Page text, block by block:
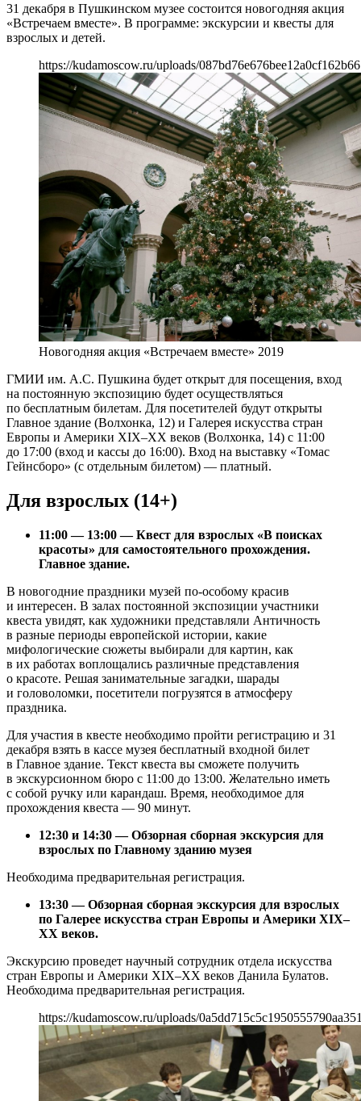
31 декабря в Пушкинском музее состоится новогодняя акция
«Встречаем вместе». В программе: экскурсии и квесты для
взрослых и детей.
https://kudamoscow.ru/uploads/
Новогодняя акция «Встречаем вместе» 2019
ГМИИ им. А.С. Пушкина будет открыт для посещения, вход
на постоянную экспозицию будет осуществляться
по бесплатным билетам. Для посетителей будут открыты
Главное здание (Волхонка, 12) и Галерея искусства стран
Европы и Америки XIX–XX веков (Волхонка, 14) с 11:00
до 17:00 (вход и кассы до 16:00). Вход на выставку «Томас
Гейнсборо» (с отдельным билетом) — платный.
Для взрослых (14+)
11:00 — 13:00 — Квест для взрослых «В поисках
красоты» для самостоятельного прохождения.
Главное здание.
В новогодние праздники музей по-особому красив
и интересен. В залах постоянной экспозиции участники
квеста увидят, как художники представляли Античность
в разные периоды европейской истории, какие
мифологические сюжеты выбирали для картин, как
в их работах воплощались различные представления
о красоте. Решая занимательные загадки, шарады
и головоломки, посетители погрузятся в атмосферу
праздника.
Для участия в квесте необходимо пройти регистрацию и 31
декабря взять в кассе музея бесплатный входной билет
в Главное здание. Текст квеста вы сможете получить
в экскурсионном бюро с 11:00 до 13:00. Желательно иметь
с собой ручку или карандаш. Время, необходимое для
прохождения квеста — 90 минут.
12:30 и 14:30 — Обзорная сборная экскурсия для
взрослых по Главному зданию музея
Необходима предварительная регистрация.
13:30 — Обзорная сборная экскурсия для взрослых
по Галерее искусства стран Европы и Америки XIX–
XX веков.
Экскурсию проведет научный сотрудник отдела искусства
стран Европы и Америки XIX–XX веков Данила Булатов.
Необходима предварительная регистрация.
https://kudamoscow.ru/uploads/